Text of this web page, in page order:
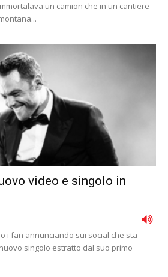
un camion che in un cantiere
video e singolo in
i fan annunciando sui social che sta
singolo estratto dal suo primo